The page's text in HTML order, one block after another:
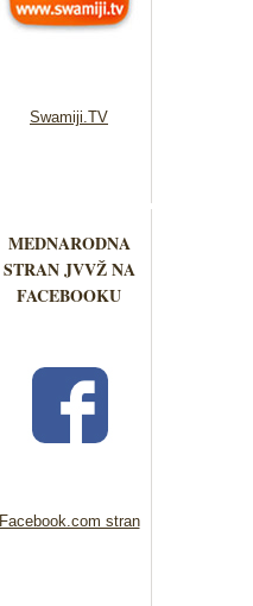
Swamiji.TV
MEDNARODNA
STRAN JVVŽ NA
FACEBOOKU
Facebook.com stran